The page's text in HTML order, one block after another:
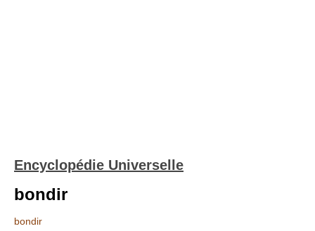
Encyclopédie Universelle
bondir
bondir